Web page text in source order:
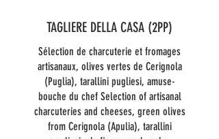
TAGLIERE DELLA CASA (2PP)
Sélection de charcuterie et fromages
artisanaux, olives vertes de Cerignola
(Puglia), tarallini pugliesi, amuse-
bouche du chef Selection of artisanal
charcuteries and cheeses, green olives
from Cerignola (Apulia), tarallini